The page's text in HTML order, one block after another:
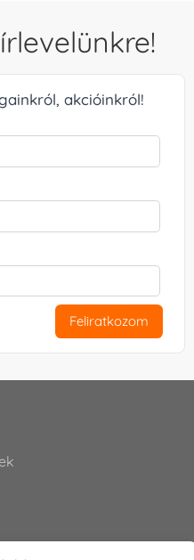
akcióinkról!
Feliratkozom